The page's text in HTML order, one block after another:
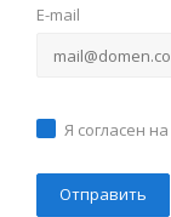
E-mail
Я согласен на